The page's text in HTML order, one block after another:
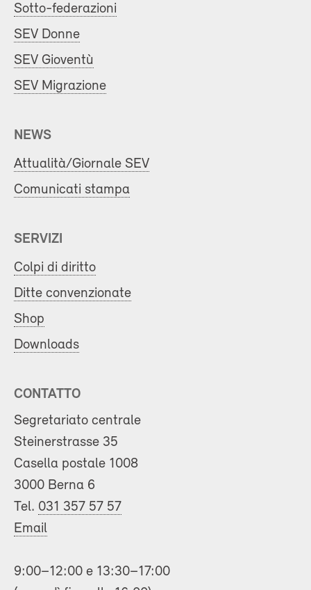
Sotto-federazioni
SEV Donne
SEV Gioventù
SEV Migrazione
NEWS
Attualità/Giornale SEV
Comunicati stampa
SERVIZI
Colpi di diritto
Ditte convenzionate
Shop
Downloads
CONTATTO
Segretariato centrale
Steinerstrasse 35
Casella postale 1008
3000 Berna 6
Tel. 031 357 57 57
Email
9:00–12:00 e 13:30–17:00